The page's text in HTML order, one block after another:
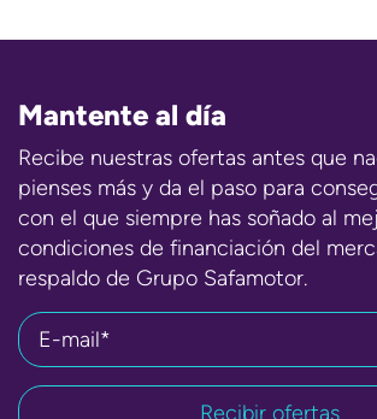
Mantente al día
Recibe nuestras ofertas antes que
pienses más y da el paso para
con el que siempre has soñado al
condiciones de financiación del
respaldo de Grupo Safamotor.
E-mail*